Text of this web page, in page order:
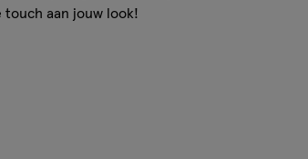
touch aan jouw look!
blijft zitten, geeft niet af en vervaagt niet